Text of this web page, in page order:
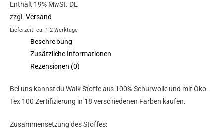
Enthält 19% MwSt. DE
zzgl. Versand
Lieferzeit: ca. 1-2 Werktage
Beschreibung
Zusätzliche Informationen
Rezensionen (0)
Bei uns kannst du Walk Stoffe aus 100% Schurwolle und mit Öko-
Tex 100 Zertifizierung in 18 verschiedenen Farben kaufen.
Zusammensetzung des Stoffes: